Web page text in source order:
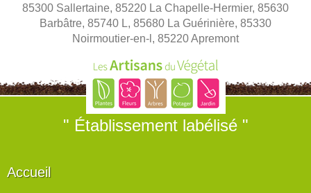
85300 Sallertaine, 85220 La Chapelle-Hermier, 85630
Barbâtre, 85740 L, 85680 La Guérinière, 85330
Noirmoutier-en-l, 85220 Apremont
" Établissement labélisé "
Accueil